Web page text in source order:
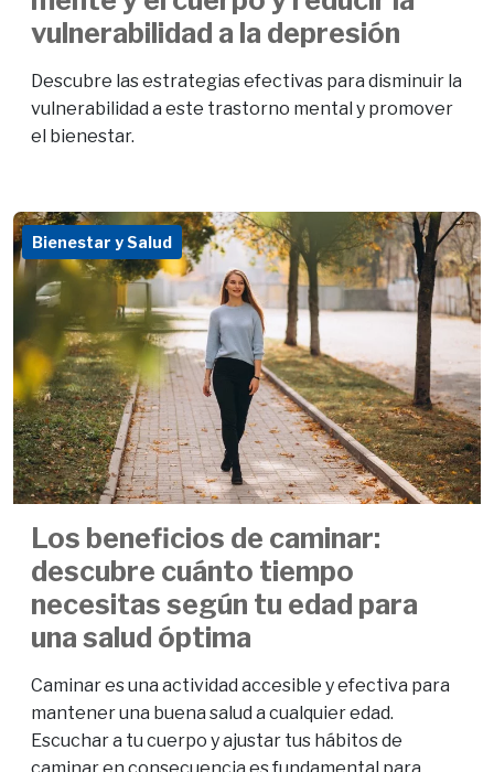
vulnerabilidad a la depresión
Descubre las estrategias efectivas para disminuir la
vulnerabilidad a este trastorno mental y promover
el bienestar.
Bienestar y Salud
Los beneficios de caminar:
descubre cuánto tiempo
necesitas según tu edad para
una salud óptima
Caminar es una actividad accesible y efectiva para
mantener una buena salud a cualquier edad.
Escuchar a tu cuerpo y ajustar tus hábitos de